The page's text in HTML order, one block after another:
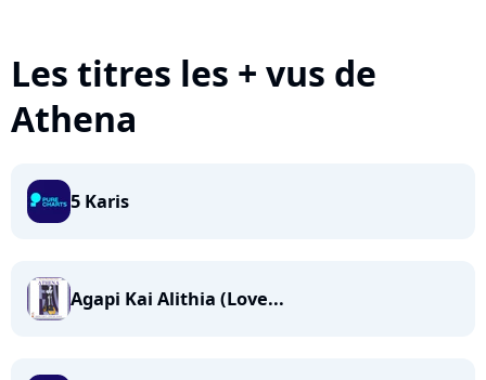
Les titres les + vus de
Athena
5 Karis
Agapi Kai Alithia (Love...